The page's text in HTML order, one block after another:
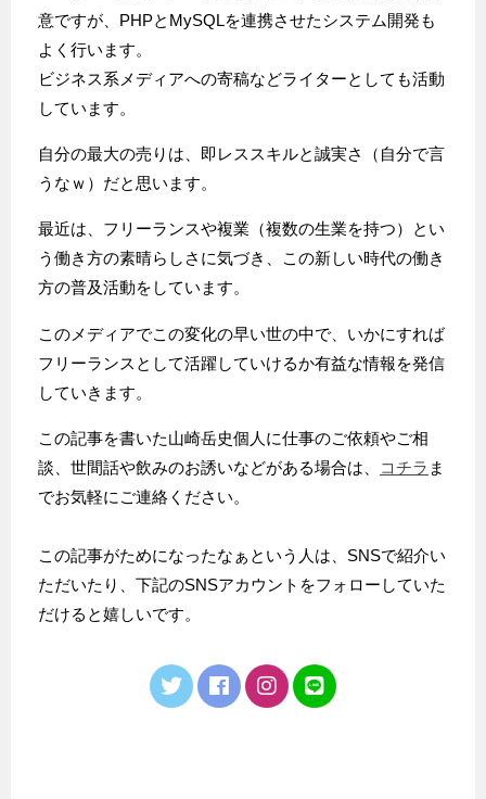
意ですが、PHPとMySQLを連携させたシステム開発も
よく行います。
ビジネス系メディアへの寄稿などライターとしても活動
しています。
自分の最大の売りは、即レススキルと誠実さ（自分で言
うなｗ）だと思います。
最近は、フリーランスや複業（複数の生業を持つ）とい
う働き方の素晴らしさに気づき、この新しい時代の働き
方の普及活動をしています。
このメディアでこの変化の早い世の中で、いかにすれば
フリーランスとして活躍していけるか有益な情報を発信
していきます。
この記事を書いた山崎岳史個人に仕事のご依頼やご相
談、世間話や飲みのお誘いなどがある場合は、
コチラ ま
でお気軽にご連絡ください。
この記事がためになったなぁという人は、SNSで紹介い
ただいたり、下記のSNSアカウントをフォローしていた
だけると嬉しいです。